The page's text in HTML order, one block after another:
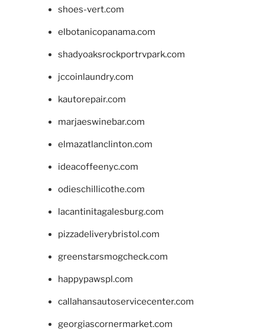
shoes-vert.com
elbotanicopanama.com
shadyoaksrockportrvpark.com
jccoinlaundry.com
kautorepair.com
marjaeswinebar.com
elmazatlanclinton.com
ideacoffeenyc.com
odieschillicothe.com
lacantinitagalesburg.com
pizzadeliverybristol.com
greenstarsmogcheck.com
happypawspl.com
callahansautoservicecenter.com
georgiascornermarket.com